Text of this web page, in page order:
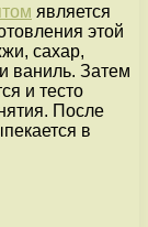
является
этой
сахар,
ваниль. Затем
и тесто
После
в